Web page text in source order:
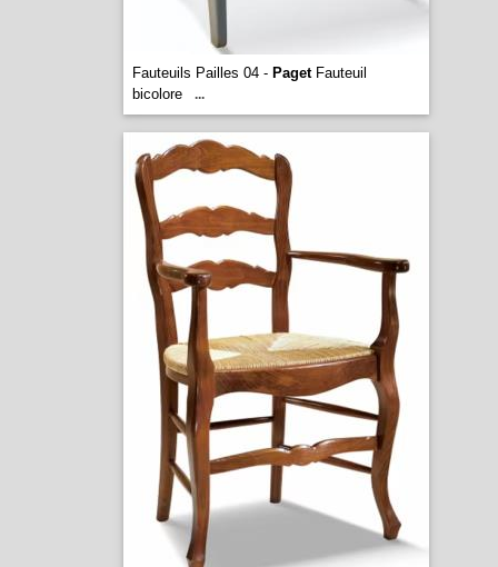
Fauteuils Pailles 04 - PagetFauteuil
bicolore
...